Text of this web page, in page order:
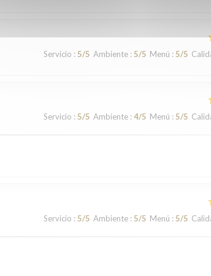
Servicio :5/5 Ambiente : 5/5 Menú : 5/5
Servicio : 5/5 Ambiente : 4/5 Menú : 5/5
Servicio : 5/5 Ambiente : 5/5 Menú : 5/5